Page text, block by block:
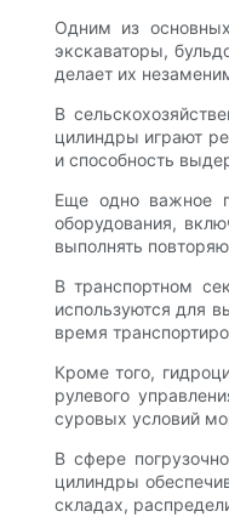
Одним из
экскаваторы,
делает их
В
цилиндры играют
и способность
Еще одно важное
оборудования,
выполнять
В транспортном
используются для
время
Кроме того,
рулевого
суровых условий
В сфере
цилиндры
складах,